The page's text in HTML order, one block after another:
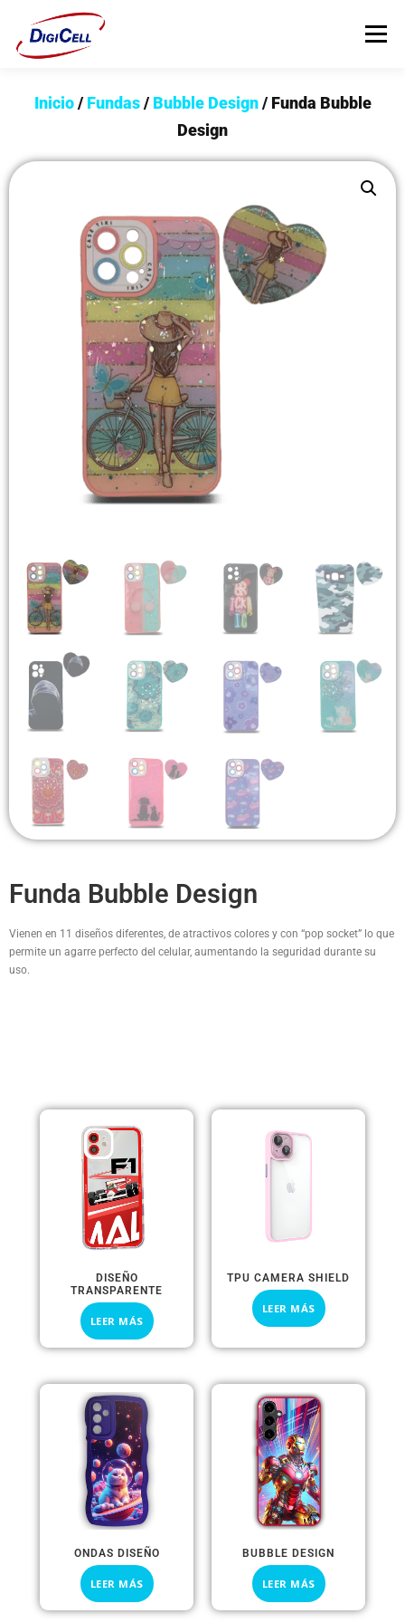
Menú
INICIO >>> ¡FUNDAS MAGNET! <<< FUNDAS
Flip Cover
Trípodes
Soportes
Headsets Gamer
Headsets Inalambricos
Smartwatches
Auriculares TWS
Auriculares con Cable
Amplificadores
Cables
Aros de luz
Repuestos
Inicio/ Fundas/ Bubble Design/ Funda Bubble
Design
Funda Bubble Design
Vienen en 11 diseños diferentes, de atractivos colores y con “pop socket” lo que
permite un agarre perfecto del celular, aumentando la seguridad durante su
uso.
DISEÑO
TRANSPARENTE
LEER MÁS
TPU CAMERA SHIELD
LEER MÁS
ONDAS DISEÑO
LEER MÁS
BUBBLE DESIGN
LEER MÁS